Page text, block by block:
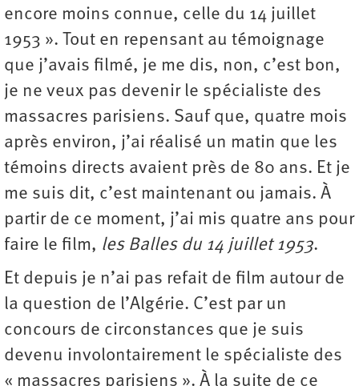
encore moins connue, celle du 14 juillet
1953 ». Tout en repensant au témoignage
que j’avais filmé, je me dis, non, c’est bon,
je ne veux pas devenir le spécialiste des
massacres parisiens. Sauf que, quatre mois
après environ, j’ai réalisé un matin que les
témoins directs avaient près de 80 ans. Et je
me suis dit, c’est maintenant ou jamais. À
partir de ce moment, j’ai mis quatre ans pour
faire le film, les Balles du 14 juillet 1953.
Et depuis je n’ai pas refait de film autour de
la question de l’Algérie. C’est par un
concours de circonstances que je suis
devenu involontairement le spécialiste des
« massacres parisiens ». À la suite de ce